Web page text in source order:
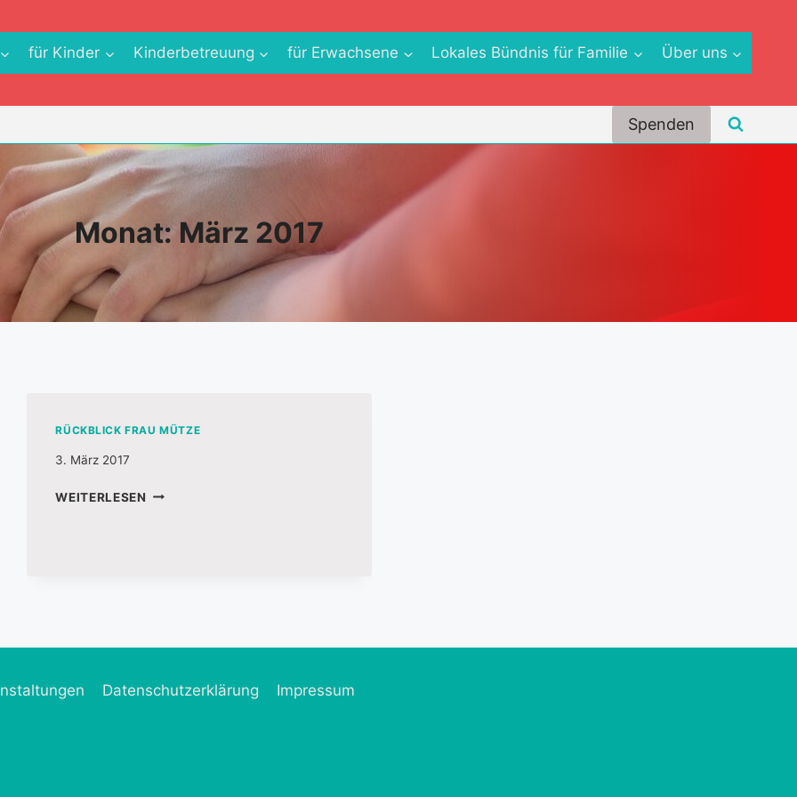
für Kinder Kinderbetreuung für Erwachsene Lokales Bündnis für Familie Über uns
Spenden
Monat: März 2017
RÜCKBLICK FRAU MÜTZE
3. März 2017
WEITERLESEN
Datenschutzerklärung Impressum